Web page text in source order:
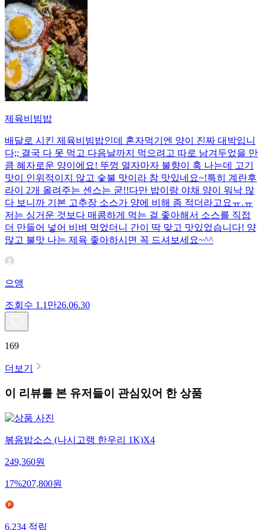
제육비빔밥
배달로 시킨 제육비빔밥인데 혼자먹기엔 양이 진짜 대박입니
다;; 결국 다 못 먹고 다음날까지 먹으려고 따로 남겨두었을 만
큼 혜자로운 양이에요! 뚜껑 열자마자 불향이 훅 나는데 고기
맛이 인위적이지 않고 숯불 맛이라 참 맛있네요~!특히 계란후
라이 2개 올려주는 센스는 굳!! ​다만 밥이랑 야채 양이 워낙 많
다 보니까 기본 고추장 소스가 양에 비해 좀 적더라고요ㅠ.ㅠ
저는 싱거운 것보다 매콤하게 먹는 걸 좋아해서 소스를 직접
더 만들어 넣어 비벼 먹었더니 간이 딱 맞고 맛있었습니다! 양
많고 불맛 나는 제육 좋아하시면 꼭 드셔보세요~^^
으앵
조회수 1.1만26.06.30
169
더보기
이 리뷰를 본 유저들이 관심있어 한 상품
볶음밥소스 (나시고랭 한우리 1K)X4
249,360원
17%207,800원
6,234 적립